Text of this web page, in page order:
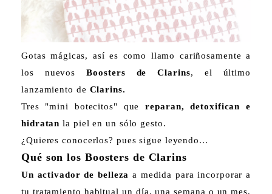
Gotas mágicas, así es como llamo cariñosamente a
los nuevosBoosters de Clarins, el último
lanzamiento de Clarins.
Tres "mini botecitos" quereparan, detoxifican e
hidratanla piel en un sólo gesto.
¿Quieres conocerlos? pues sigue leyendo...
Qué son los Boosters de Clarins
Un activador de belleza a medida para incorporar a
tu tratamiento habitual un día, una semana o un mes,